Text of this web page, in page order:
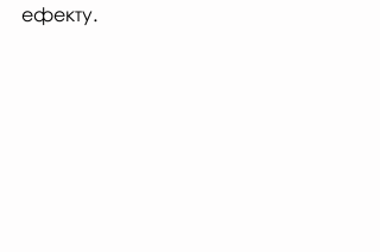
ефекту.